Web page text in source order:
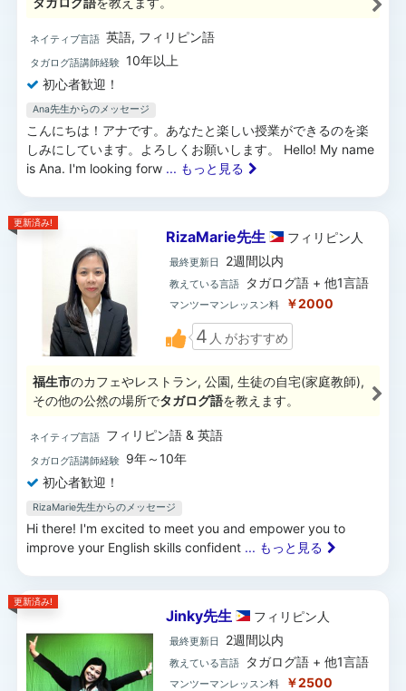
ネイティブ言語 英語, フィリピン語
タガログ語講師経験 10年以上
初心者歓迎！
Ana先生からのメッセージ
こんにちは！アナです。あなたと楽しい授業ができるのを楽
しみにしています。よろしくお願いします。 Hello! My name
is Ana. I'm looking forw ... もっと見る
更新済み!
RizaMarie先生 フィリピン 人
最終更新日 2週間以内
教えている言語 タガログ語 + 他1言語
マンツーマンレッスン料 ￥2000
4 人 がおすすめ
福生市のカフェやレストラン, 公園, 生徒の自宅(家庭教師),
その他の公然の場所でタガログ語を教えます。
ネイティブ言語 フィリピン語 & 英語
タガログ語講師経験
9年～10年
初心者歓迎！
RizaMarie先生からのメッセージ
Hi there! I'm excited to meet you and empower you to
improve your English skills confident ... もっと見る
更新済み!
Jinky先生 フィリピン 人
最終更新日 2週間以内
教えている言語 タガログ語 + 他1言語
マンツーマンレッスン料 ￥2500